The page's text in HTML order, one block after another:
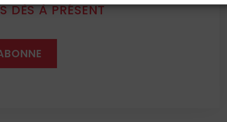
3 Cœurs, 52 p., 19,90 €.
DÈS À PRÉSENT